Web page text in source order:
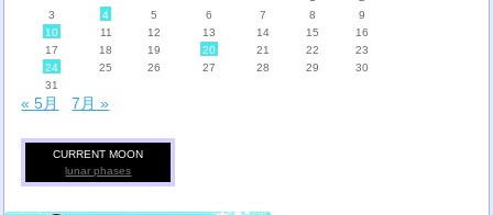
3
4 5 6 7 8
9
10
11 12 13 14 15
16
17
18 19 20 21 22
23
24
25 26 27 28 29
30
31
« 5月 7月 »
CURRENT MOON
lunar phases